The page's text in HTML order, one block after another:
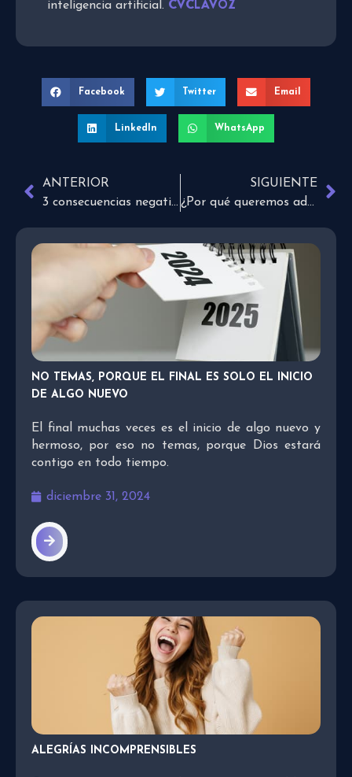
inteligencia artificial. CVCLAVOZ
Facebook Twitter Email
LinkedIn WhatsApp
ANTERIOR
3 consecuencias negativas de creer en las supersticiones
SIGUIENTE
¿Por qué queremos adelantarnos a las tareas?
NO TEMAS, PORQUE EL FINAL ES SOLO EL INICIO
DE ALGO NUEVO
El final muchas veces es el inicio de algo nuevo y
hermoso, por eso no temas, porque Dios estará
contigo en todo tiempo.
diciembre 31, 2024
ALEGRÍAS INCOMPRENSIBLES